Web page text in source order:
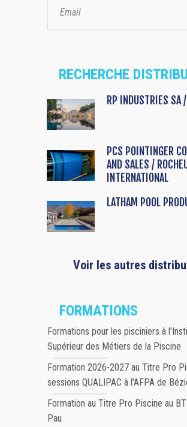
RECHERCHE
RP INDUSTRIES SA
PCS POINTINGER
AND SALES /
INTERNATIONAL
LATHAM POOL
Voir les autres
FORMATIONS
Formations pour les pisciniers à
Supérieur des Métiers de la Piscine
Formation 2026-2027 au Titre Pro
sessions QUALIPAC à l'AFPA de
Formation au Titre Pro Piscine au
Pau